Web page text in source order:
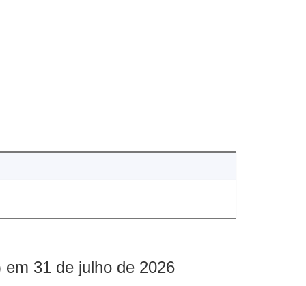
31 de julho de 2026